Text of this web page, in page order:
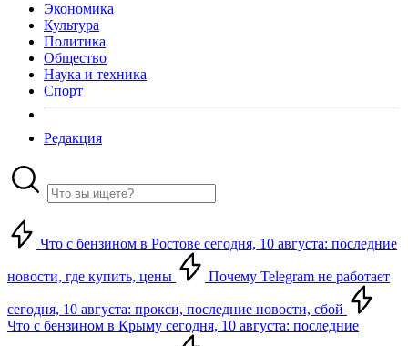
Экономика
Культура
Политика
Общество
Наука и техника
Спорт
Редакция
Что с бензином в Ростове сегодня, 10 августа: последние
новости, где купить, цены Почему Telegram не работает
сегодня, 10 августа: прокси, последние новости, сбой
Что с бензином в Крыму сегодня, 10 августа: последние